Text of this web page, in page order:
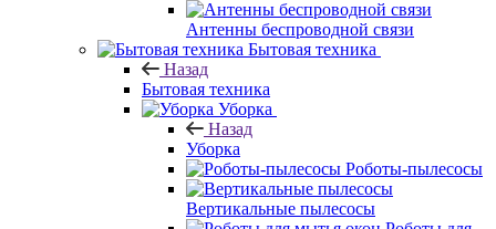
Антенны беспроводной связи
Бытовая техника
Назад
Бытовая техника
Уборка
Назад
Уборка
Роботы-пылесосы
Вертикальные пылесосы